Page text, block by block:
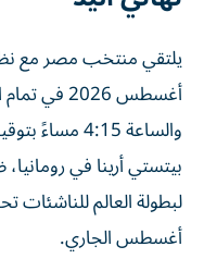
والساعة
بيتستي أرينا في
أغسطس الجاري.